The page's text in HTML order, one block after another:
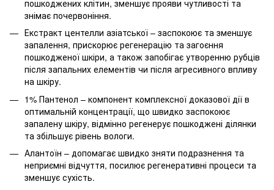
пошкоджених клітин, зменшує прояви чутливості та
знімає почервоніння.
Екстракт центелли азіатської – заспокоює та зменшує
запалення, прискорює регенерацію та загоєння
пошкодженої шкіри, а також запобігає утворенню рубців
після запальних елементів чи після агресивного впливу
на шкіру.
1% Пантенол – компонент комплексної доказової дії в
оптимальній концентрації, що швидко заспокоює
запалену шкіру, відмінно регенерує пошкоджені ділянки
та збільшує рівень вологи.
Алантоїн – допомагає швидко зняти подразнення та
неприємні відчуття, посилює регенеративні процеси та
зменшує сухість.